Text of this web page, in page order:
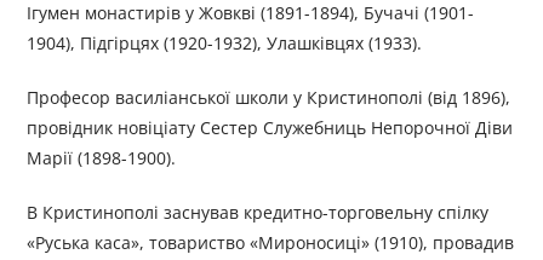
Ігумен монастирів у Жовкві (1891-1894), Бучачі (1901-
1904), Підгірцях (1920-1932), Улашківцях (1933).
Професор василіанської школи у Кристинополі (від 1896),
провідник новіціату Сестер Служебниць Непорочної Діви
Марії (1898-1900).
В Кристинополі заснував кредитно-торговельну спілку
«Руська каса», товариство «Мироносиці» (1910), провадив